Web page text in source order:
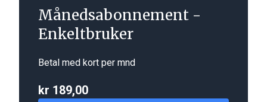
Månedsabonnement -
Enkeltbruker
Betal med kort per mnd
kr 189,00